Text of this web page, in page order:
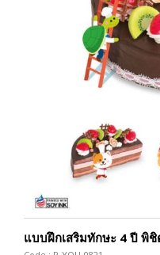
แบบฝึกเสริมทักษะ 4 ปี พิชิ